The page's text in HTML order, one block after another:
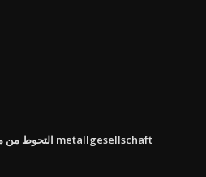
التحوط من مخاطر أسعار النفط المستفادة من metallgesellschaft